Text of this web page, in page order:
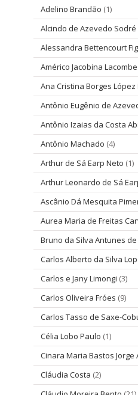
Adelino Brandão (1)
Alcindo de Azevedo Sodré
Alessandra Bettencourt
Américo Jacobina Lacombe
Ana Cristina Borges
Antônio Eugênio de
Antônio Izaias da Costa
Antônio Machado (4)
Arthur de Sá Earp Neto (1)
Arthur Leonardo de Sá
Ascânio Dá Mesquita
Aurea Maria de Freitas
Bruno da Silva Antunes
Carlos Alberto da Silva
Carlos e Jany Limongi (3)
Carlos Oliveira Fróes (9)
Carlos Tasso de Saxe-
Célia Lobo Paulo (1)
Cinara Maria Bastos
Cláudia Costa (2)